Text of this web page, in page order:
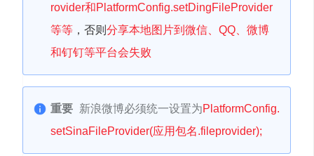
rovider和PlatformConfig.setDingFileProvider
等等 ，否则 分享本地图片到微信、QQ、微博
和钉钉等平台会失败
重要 新浪微博必须统一设置为PlatformConfig.
setSinaFileProvider(应用包名.fileprovider);